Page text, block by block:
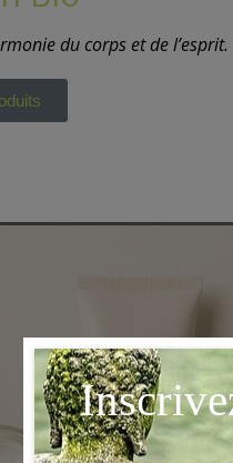
du corps et de l’esprit.